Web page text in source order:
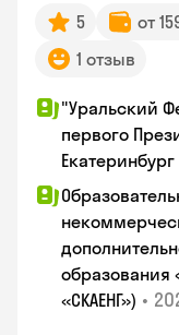
5 от
1 отзыв
"Уральский
первого
Екатеринбург
образования
«СКАЕНГ») •